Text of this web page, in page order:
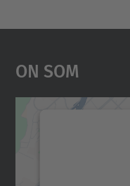
On Som